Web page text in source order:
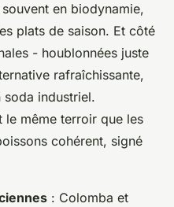
en biodynamie,
plats de saison. Et côté
- houblonnées juste
rafraîchissante,
soda industriel.
le même terroir que les
cohérent, signé
: Colomba et